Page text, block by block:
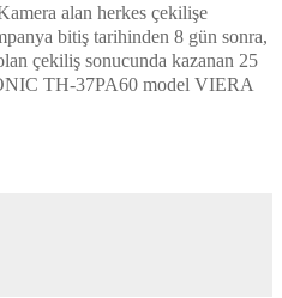
alan herkes çekilişe
bitiş tarihinden 8 gün sonra,
çekiliş sonucunda kazanan 25
TH-37PA60 model VIERA